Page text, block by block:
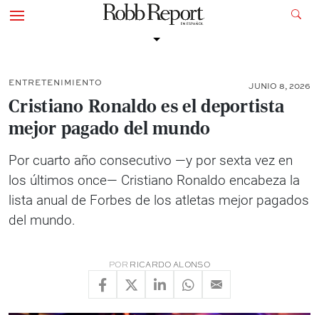
ENTRETENIMIENTO JUNIO 8, 2026
Cristiano Ronaldo es el deportista
mejor pagado del mundo
Por cuarto año consecutivo —y por sexta vez en
los últimos once— Cristiano Ronaldo encabeza la
lista anual de Forbes de los atletas mejor pagados
del mundo.
POR RICARDO ALONSO